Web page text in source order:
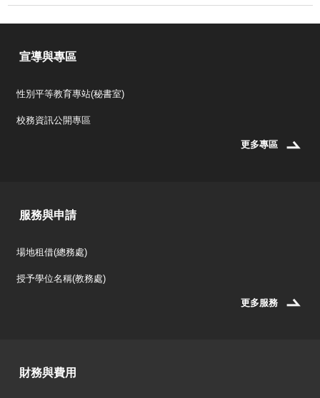
宣導與專區
性別平等教育專站(秘書室)
校務資訊公開專區
更多專區
服務與申請
場地租借(總務處)
授予學位名稱(教務處)
更多服務
財務與費用